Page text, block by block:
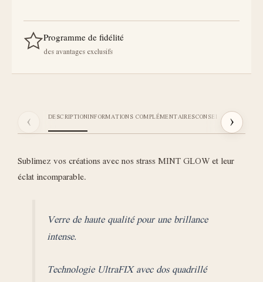
Programme de fidélité
des avantages exclusifs
‹ DESCRIPTIONINFORMATIONS COMPLÉMENTAIRESCONSEILS STICKI
›
Sublimez vos créations avec nos strass MINT GLOW et leur
éclat incomparable.
Verre de haute qualité pour une brillance
intense.
Technologie UltraFIX avec dos quadrillé